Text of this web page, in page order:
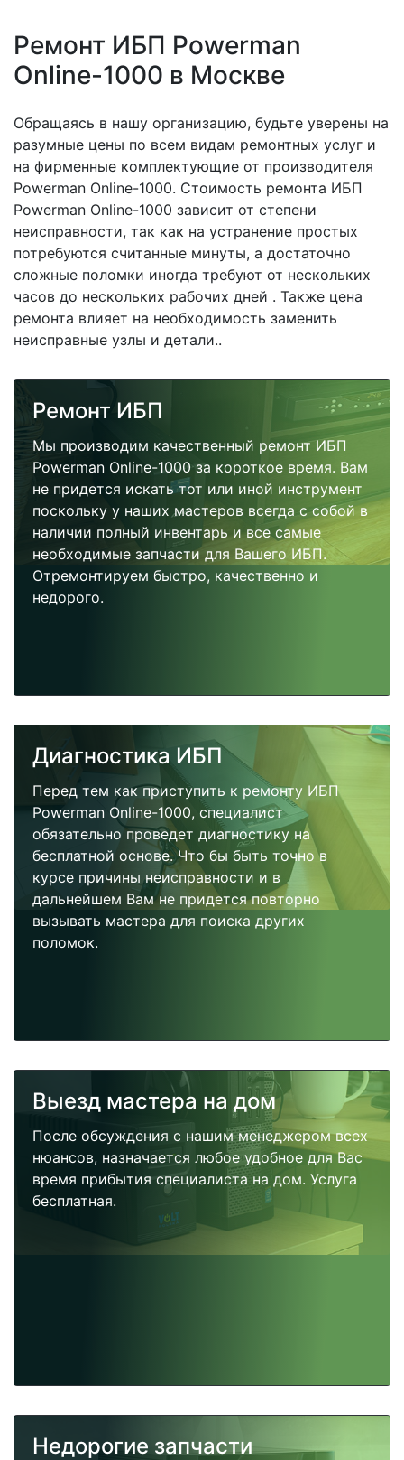
Ремонт ИБП Powerman
Online-1000 в Москве
Обращаясь в нашу организацию, будьте уверены на
разумные цены по всем видам ремонтных услуг и
на фирменные комплектующие от производителя
Powerman Online-1000. Стоимость ремонта ИБП
Powerman Online-1000 зависит от степени
неисправности, так как на устранение простых
потребуются считанные минуты, а достаточно
сложные поломки иногда требуют от нескольких
часов до нескольких рабочих дней . Также цена
ремонта влияет на необходимость заменить
неисправные узлы и детали..
Ремонт ИБП
Мы производим качественный ремонт ИБП
Powerman Online-1000 за короткое время. Вам
не придется искать тот или иной инструмент
поскольку у наших мастеров всегда с собой в
наличии полный инвентарь и все самые
необходимые запчасти для Вашего ИБП.
Отремонтируем быстро, качественно и
недорого.
Диагностика ИБП
Перед тем как приступить к ремонту ИБП
Powerman Online-1000, специалист
обязательно проведет диагностику на
бесплатной основе. Что бы быть точно в
курсе причины неисправности и в
дальнейшем Вам не придется повторно
вызывать мастера для поиска других
поломок.
Выезд мастера на дом
После обсуждения с нашим менеджером всех
нюансов, назначается любое удобное для Вас
время прибытия специалиста на дом. Услуга
бесплатная.
Недорогие запчасти